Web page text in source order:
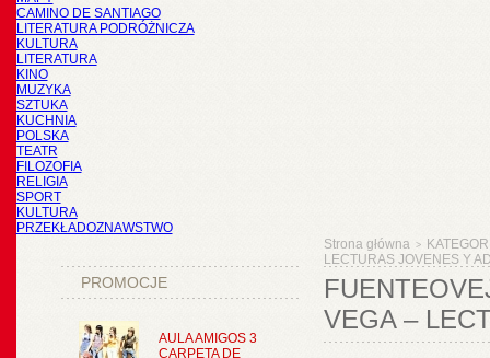
CAMINO DE SANTIAGO
LITERATURA PODRÓŻNICZA
KULTURA
LITERATURA
KINO
MUZYKA
SZTUKA
KUCHNIA
POLSKA
TEATR
FILOZOFIA
RELIGIA
SPORT
KULTURA
PRZEKŁADOZNAWSTWO
PROMOCJE
AULA AMIGOS 3
CARPETA DE
Strona główna >
LECTURAS JOVENES Y
VEGA –